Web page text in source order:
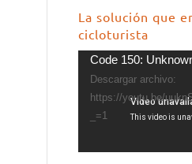
La solución que
cicloturista
Reproductor
vídeo
Code 150:
Descargar archivo:
https://youtu.be/
_=1